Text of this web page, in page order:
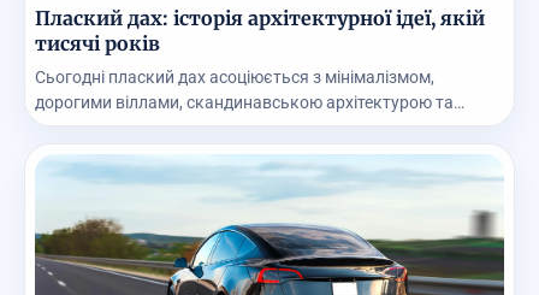
Плаский дах: історія архітектурної ідеї, якій
тисячі років
Сьогодні плаский дах асоціюється з мінімалізмом,
дорогими віллами, скандинавською архітектурою та